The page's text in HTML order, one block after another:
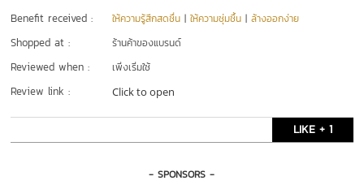
Benefit received : ให้ความรู้สึกสดชื่น |ให้ความชุ่มชื้น |ล้างออกง่าย
Shopped at : ร้านค้าของแบรนด์
Reviewed when : เพิ่งเริ่มใช้
Review link : Click to open
LIKE + 1
- SPONSORS -